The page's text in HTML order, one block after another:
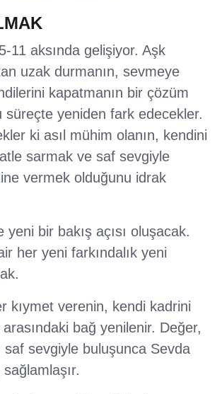
11 aksında gelişiyor. Aşk
uzak durmanın, sevmeye
kapatmanın bir çözüm
süreçte yeniden fark edecekler.
ki asıl mühim olanın, kendini
sarmak ve saf sevgiyle
vermek olduğunu idrak
yeni bir bakış açısı oluşacak.
her yeni farkındalık yeni
kıymet verenin, kendi kadrini
bağ yenilenir. Değer,
saf sevgiyle buluşunca Sevda